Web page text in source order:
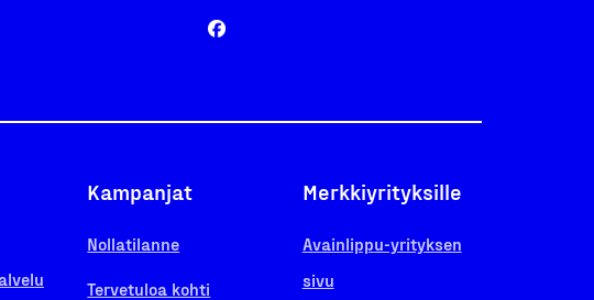
Kampanjat
Nollatilanne
Tervetuloa kohti
Merkkiyrityksille
Avainlippu-yrityksen
sivu